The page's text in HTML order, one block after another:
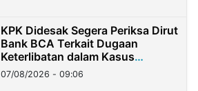
KPK Didesak Segera Periksa Dirut
Bank BCA Terkait Dugaan
Keterlibatan dalam Kasus
Hilangnya Dana Nasabah Rp2,58
Miliar
07/08/2026 - 09:06